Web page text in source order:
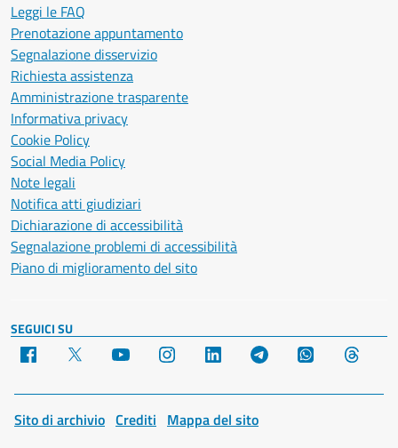
Leggi le FAQ
Prenotazione appuntamento
Segnalazione disservizio
Richiesta assistenza
Amministrazione trasparente
Informativa privacy
Cookie Policy
Social Media Policy
Note legali
Notifica atti giudiziari
Dichiarazione di accessibilità
Segnalazione problemi di accessibilità
Piano di miglioramento del sito
SEGUICI SU
Facebook YouTube Instagram LinkedIn Telegram WhatsApp
Sito di archivio Crediti Mappa del sito